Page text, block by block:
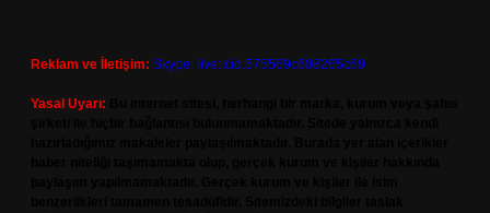
Reklam ve İletişim: Skype: live:.cid.575569c608265c69
Yasal Uyarı: